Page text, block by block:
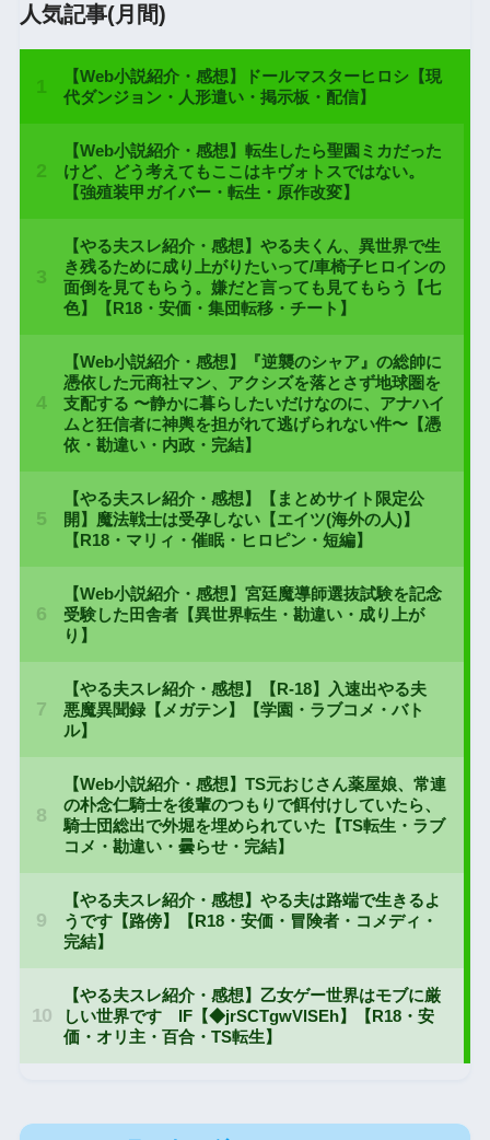
人気記事(月間)